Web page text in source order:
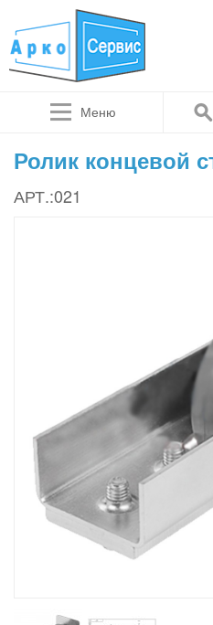
Меню
Ролик
АРТ.:021